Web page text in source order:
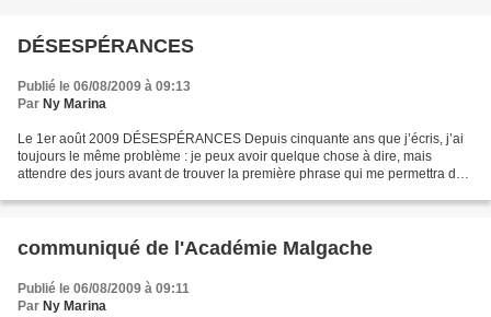
DÉSESPÉRANCES
Publié le 06/08/2009 à 09:13
Par Ny Marina
Le 1er août 2009 DÉSESPÉRANCES Depuis cinquante ans que j’écris, j’ai
toujours le même problème : je peux avoir quelque chose à dire, mais
attendre des jours avant de trouver la première phrase qui me permettra de
communiqué de l'Académie Malgache
Publié le 06/08/2009 à 09:11
Par Ny Marina